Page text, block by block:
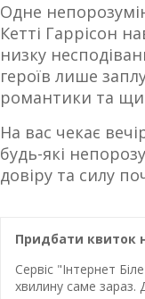
Одне
Кетті Гаррісон
низку
героїв лише
романтики та
На вас чекає
будь-які
довіру та силу
Придбати квиток
Сервіс "Інтернет
хвилину саме зараз.